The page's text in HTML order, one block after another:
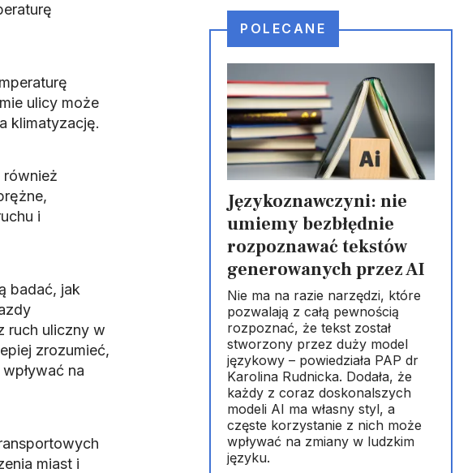
ulicy może
klimatyzację.
i
badać, jak
ruch uliczny w
zrozumieć,
na
miast i
POLECANE
Językoznawczyni: nie
umiemy bezbłędnie
rozpoznawać tekstów
generowanych przez AI
Nie ma na razie narzędzi, które
pozwalają z całą pewnością
rozpoznać, że tekst został
stworzony przez duży model
językowy – powiedziała PAP dr
Karolina Rudnicka. Dodała, że
każdy z coraz doskonalszych
modeli AI ma własny styl, a
częste korzystanie z nich może
wpływać na zmiany w ludzkim
języku.